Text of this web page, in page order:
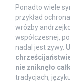
Ponadto wiele
przykład
wróżby
współczesnej,
nadal jest żywy.
nie zniknęło
tradycjach,